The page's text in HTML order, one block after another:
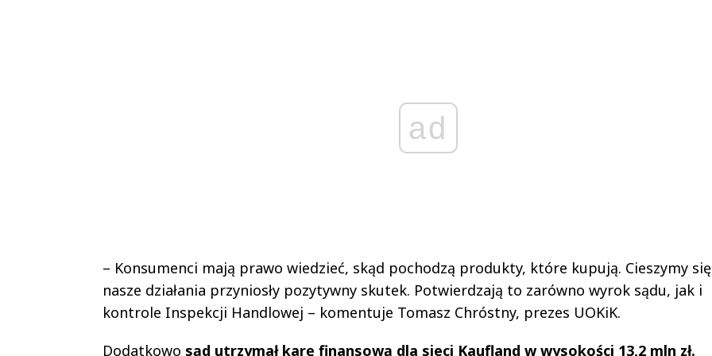
ad
– Konsumenci mają prawo wiedzieć, skąd pochodzą produkty, które kupują. Cieszymy
nasze działania przyniosły pozytywny skutek. Potwierdzają to zarówno wyrok sądu, jak i
kontrole Inspekcji Handlowej – komentuje Tomasz Chróstny, prezes UOKiK.
Dodatkowo sąd utrzymał karę finansową dla sieci Kaufland w wysokości 13,2 mln zł.